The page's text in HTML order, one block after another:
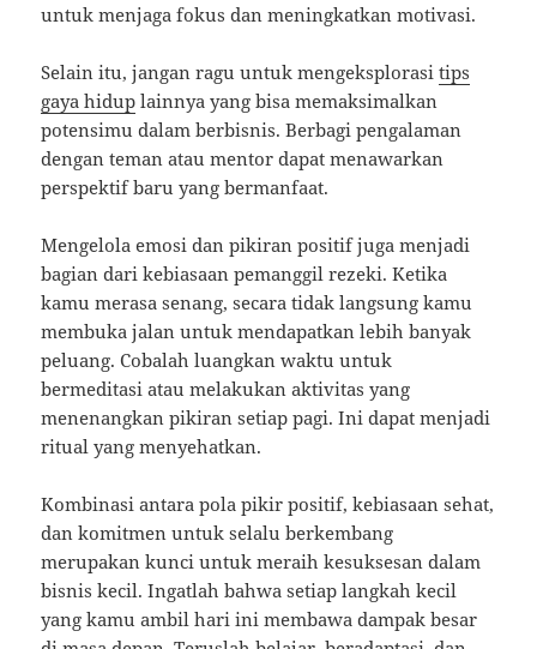
untuk menjaga fokus dan meningkatkan motivasi.
Selain itu, jangan ragu untuk mengeksplorasitips
gaya hidup lainnya yang bisa memaksimalkan
potensimu dalam berbisnis. Berbagi pengalaman
dengan teman atau mentor dapat menawarkan
perspektif baru yang bermanfaat.
Mengelola emosi dan pikiran positif juga menjadi
bagian dari kebiasaan pemanggil rezeki. Ketika
kamu merasa senang, secara tidak langsung kamu
membuka jalan untuk mendapatkan lebih banyak
peluang. Cobalah luangkan waktu untuk
bermeditasi atau melakukan aktivitas yang
menenangkan pikiran setiap pagi. Ini dapat menjadi
ritual yang menyehatkan.
Kombinasi antara pola pikir positif, kebiasaan sehat,
dan komitmen untuk selalu berkembang
merupakan kunci untuk meraih kesuksesan dalam
bisnis kecil. Ingatlah bahwa setiap langkah kecil
yang kamu ambil hari ini membawa dampak besar